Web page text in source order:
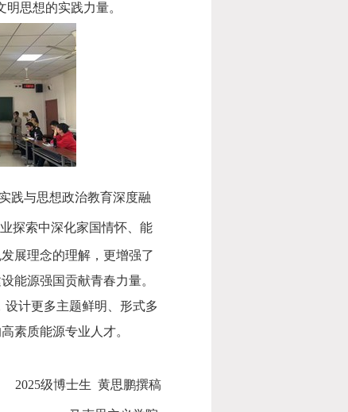
思想的实践力量。
践与思想政治教育深度融
探索中深化家国情怀、能
展理念的理解，更增强了
能源强国贡献青春力量。
计更多主题鲜明、形式多
素质能源专业人才。
2025级博士生 黄思鹏撰稿